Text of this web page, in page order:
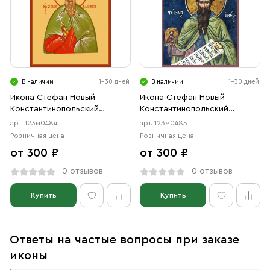
В наличии 1-30 дней
Икона Стефан Новый
Константинопольский
предодобный (АРТ.м0484)
арт. 123м0484
Розничная цена
от 300 ₽
0 отзывов
Купить
В наличии 1-30 дней
Икона Стефан Новый
Константинопольский
преподобный (АРТ.м0485)
арт. 123м0485
Розничная цена
от 300 ₽
0 отзывов
Купить
Ответы на частые вопросы при заказе
иконы